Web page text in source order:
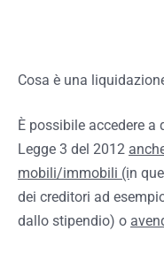
Cosa è una
È possibile accedere
Legge 3 del 2012
mobili/immobili (in
dei creditori ad
dallo stipendio) o